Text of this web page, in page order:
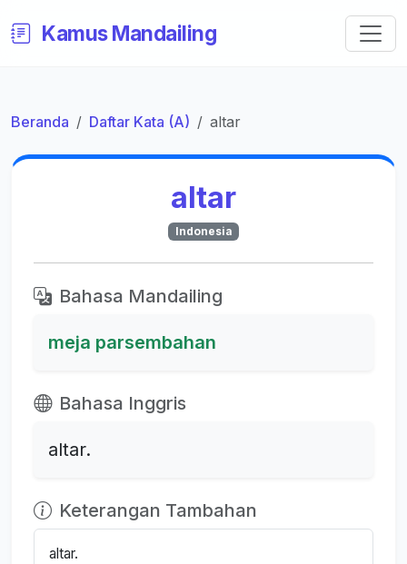
Kamus Mandailing
Beranda Daftar Kata (A) altar
altar
Indonesia
Bahasa Mandailing
meja parsembahan
Bahasa Inggris
altar.
Keterangan Tambahan
altar.